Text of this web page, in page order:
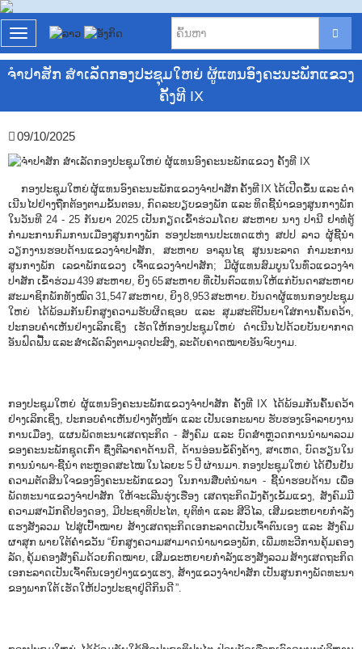
T
o
g
e
a
v
g
a
t
i
o
n
ຈໍາປາສັກ ສໍາເລັດກອງປະຊຸມໃຫຍ່ ຜູ້ແທນອົງຄະນະພັກແຂວງ
ຄັ້ງທີ IX
09/10/2025
ກອງປະຊຸມໃຫຍ່ ຜູ້ແທນອົງຄະນະພັກແຂວງຈຳປາສັກ ຄັ້ງທີ IX ໄດ້ເປີດຂຶ້ນ ແລະ ດໍາ
ເນີນໄປຢ່າງຖືກຕ້ອງຕາມຂັ້ນຕອນ, ກົດລະບຽບຂອງພັກ ແລະ ທິດຊີ້ນໍາຂອງສູນກາງພັກ
ໃນວັນທີ 24 -​ 25​ ກັນຍາ 2025 ເປັນກຽດເຂົ້າຮ່ວມໂດຍ ສະຫາຍ ນາງ ປານີ ຢາທໍ່ຕູ້
ກໍາມະການກົມການເມືອງສູນກາງພັກ ຮອງປະທານປະເທດແຫ່ງ ສປປ ລາວ ຜູ້ຊີ້ນໍາ
ວຽກງານຮອບດ້ານແຂວງຈຳປາສັກ, ສະຫາຍ ອາລຸນໄຊ ສູນນະລາດ ກຳມະການ
ສູນກາງພັກ ເລຂາພັກແຂວງ ເຈົ້າແຂວງຈໍາປາສັກ; ມີຜູ້ແທນສົມບູນໃນທົ່ວແຂວງຈໍາ
ປາສັກ ເຂົ້າຮ່ວມ 439 ສະຫາຍ, ຍິງ 65 ສະຫາຍ ທີ່ເປັນຕົວແທນໃຫ້ແກ່ບັນດາສະຫາຍ
ສະມາຊິກພັກທັງໝົດ 31,547 ສະຫາຍ, ຍິງ 8,953 ສະຫາຍ.​ ບັນດາຜູ້ແທນກອງປະຊຸມ
ໃຫຍ່ ໄດ້ພ້ອມກັນຍົກສູງຄວາມຮັບຜິດຊອບ ແລະ ສຸມສະຕິປັນຍາໃສ່ການຄົ້ນຄວ້າ,
ປະກອບຄຳເຫັນຢ່າງເລິກເຊິ່ງ ເຮັດໃຫ້ກອງປະຊຸມໃຫຍ່ ດຳເນີນໄປດ້ວຍບັນຍາກາດ
ອັນຟົດຟື້ນ ແລະ ສຳເລັດລົງຕາມຈຸດປະສົງ, ລະດັບຄາດໝາຍອັນຈົບງາມ.​
ກອງປະຊຸມໃຫຍ່ ຜູ້ແທນອົງຄະນະພັກແຂວງຈໍາປາສັກ ຄັ້ງທີ IX ໄດ້ພ້ອມກັນຄົ້ນຄວ້າ
ຢ່າງເລິກເຊິ່ງ, ປະກອບຄໍາເຫັນຢ່າງຕັ້ງໜ້າ ແລະ ເປັນເອກະພາບ ຮັບຮອງເອົາລາຍງານ
ການເມືອງ, ແຜນພັດທະນາເສດຖະກິດ​ - ສັງຄົມ ແລະ ບົດສໍາຫຼວດການນໍາພາລວມ
ຂອງຄະນະພັກຊຸດເກົ່າ ຊຶ່ງຕີລາຄາດ້ານດີ, ດ້ານອ່ອນຂໍ້ຄົງຄ້າງ, ສາເຫດ, ບົດຮຽນໃນ
ການນໍາພາ-ຊີ້ນໍາ ຕະຫຼອດສະໄໝ ໃນໄລຍະ 5 ປີ ຜ່ານມາ.​ ກອງປະຊຸມໃຫຍ່ ໄດ້ຢືນຢັນ
ຄວາມຕັດສິນໃຈຂອງອົງຄະນະພັກແຂວງ ໃນການສືບຕໍ່ນໍາພາ​ - ຊີ້ນໍາຮອບດ້ານ ເພື່ອ
ພັດທະນາແຂວງຈໍາປາສັກ ໃຫ້ຈະເລີນຮຸ່ງເຮືອງ ເສດຖະກິດມັ່ງຄັ່ງເຂັ້ມແຂງ, ສັງຄົມມີ
ຄວາມສາມັກຄີປອງດອງ, ມີປະຊາທິປະໄຕ, ຍຸຕິທຳ ແລະ ສີວິໄລ, ເສີມຂະຫຍາຍກໍາລັງ
ແຮງສັງລວມ ໄປສູ່ເປົ້າໝາຍ ສ້າງເສດຖະກິດເອກະລາດເປັນເຈົ້າຕົນເອງ ແລະ ສັງຄົມ
ຜາສຸກ ພາຍໃຕ້ຄຳຂວັນ​ “ຍົກສູງຄວາມສາມາດນໍາພາຂອງພັກ, ເພີ່ມທະວີການຄຸ້ມຄອງ
ລັດ, ຄຸ້ມຄອງສັງຄົມດ້ວຍກົດໝາຍ, ເສີມຂະຫຍາຍກໍາລັງແຮງສັງລວມ ສ້າງເສດຖະກິດ
ເອກະລາດເປັນເຈົ້າຕົນເອງຢ່າງແຂງແຮງ, ສ້າງແຂວງຈໍາປາສັກ ເປັນສູນກາງພັດທະນາ
ຂອງພາກໃຕ້ ເຮັດໃຫ້ປວງປະຊາຢູ່ດີກິນດີ ”.